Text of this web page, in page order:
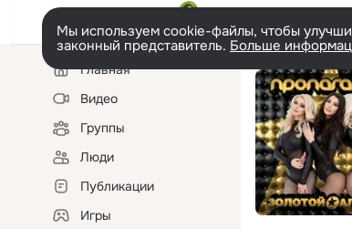
Мы используем cookie-файлы, чтобы
законный представитель. Больше
Левая
колонкаГлавная
Видео
Группы
Люди
Публикации
Игры